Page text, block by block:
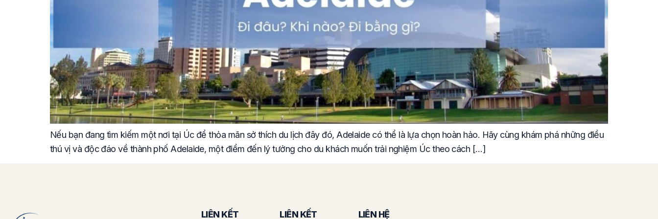
Nếu bạn đang tìm kiếm một nơi tại Úc để thỏa mãn sở thích du lịch đây đó, Adelaide có thể là lựa chọn hoàn hảo. Hãy cùng khám phá những điều
thú vị và độc đáo về thành phố Adelaide, một điểm đến lý tưởng cho du khách muốn trải nghiệm Úc theo cách […]
LIÊN KẾT LIÊN KẾT LIÊN HỆ